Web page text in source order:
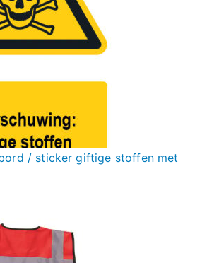
/ sticker giftige stoffen met